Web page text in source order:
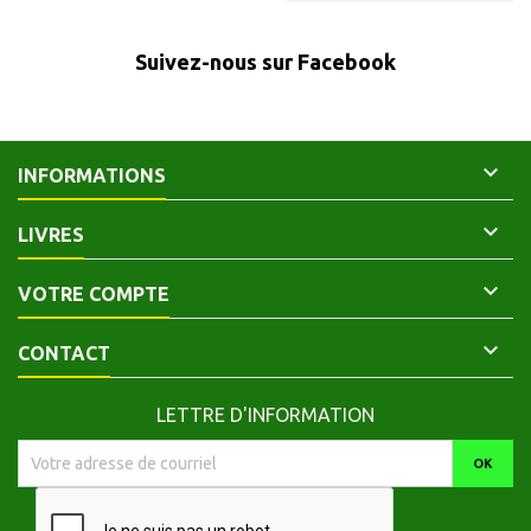
bibliothèque en bas du dos.
cartouche dans le haut de
Suivez-nous sur Facebook
INFORMATIONS 
LIVRES 
VOTRE COMPTE 
CONTACT 
LETTRE D'INFORMATION